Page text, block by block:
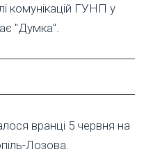
комунікацій ГУНП у
"Думка".
вранці 5 червня на
Лозова.